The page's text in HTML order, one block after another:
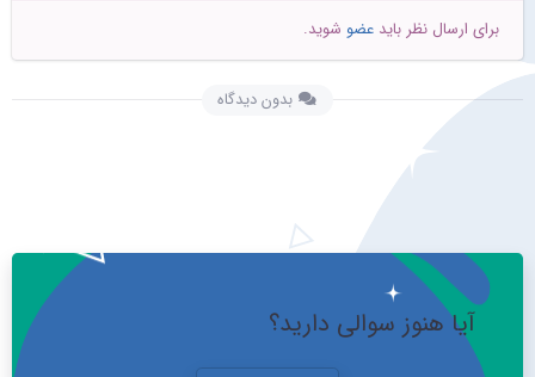
برای ارسال نظر باید عضو شوید.
بدون دیدگاه
آیا هنوز سوالی دارید؟